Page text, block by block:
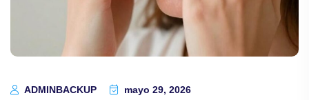
ADMINBACKUP
mayo 29, 2026